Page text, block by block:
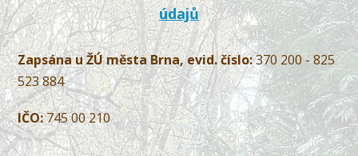
údajů
Zapsána u ŽÚ města Brna, evid. číslo:370 200 - 825
523 884
IČO:745 00 210